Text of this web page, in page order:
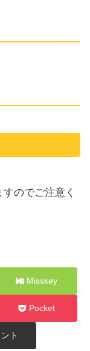
のでご注意く
Misskey
Pocket
ト